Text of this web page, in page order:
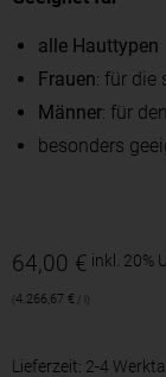
alle Hauttypen
Frauen: für die
Männer: für
besonders
64,00 € inkl. 20%
4.266,67 € /
Lieferzeit: 2-4